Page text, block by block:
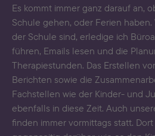
Es kommt immer ganz darauf an,
Schule gehen, oder Ferien
der Schule sind, erledige ich
führen, Emails lesen und die
Therapiestunden. Das Erstellen
Berichten sowie die
Fachstellen wie der Kinder- und
ebenfalls in diese Zeit. Auch
finden immer vormittags statt.